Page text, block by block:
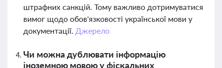
штрафних санкцій. Тому важливо дотримуватися
вимог щодо обов'язковості української мови у
документації. Джерело
Чи можна дублювати інформацію
іноземною мовою у фіскальних